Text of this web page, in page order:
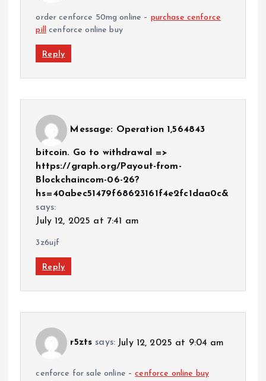
order cenforce 50mg online – purchase cenforce
pill cenforce online buy
Reply
Message: Operation 1,564843
bitcoin. Go to withdrawal =>
https://graph.org/Payout-from-
Blockchaincom-06-26?
hs=40abec51479f68623161f4e2fc1daa0c&
says:
July 12, 2025 at 7:41 am
3z6ujf
Reply
r5zts says: July 12, 2025 at 9:04 am
cenforce for sale online –cenforce online buy